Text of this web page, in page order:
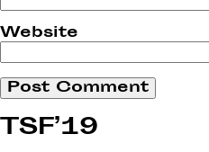
Website
TSF’19